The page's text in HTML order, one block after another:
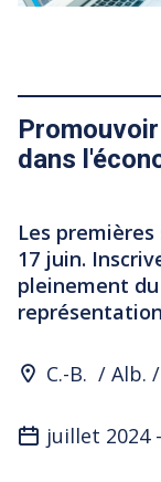
dans
Les
17 juin.
pleinement
Program
C.-B. Alb.
juillet 2024-